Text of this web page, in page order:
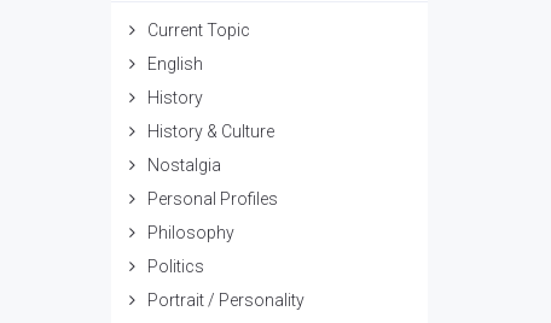
Current Topic
English
History
History & Culture
Nostalgia
Personal Profiles
Philosophy
Politics
Portrait / Personality